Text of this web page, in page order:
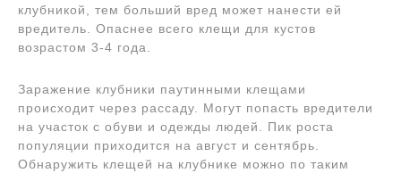
клубникой, тем больший вред может нанести ей
вредитель. Опаснее всего клещи для кустов
возрастом 3-4 года.
Заражение клубники паутинными клещами
происходит через рассаду. Могут попасть вредители
на участок с обуви и одежды людей. Пик роста
популяции приходится на август и сентябрь.
Обнаружить клещей на клубнике можно по таким